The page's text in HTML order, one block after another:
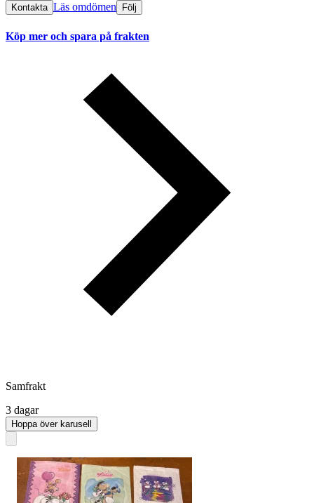
Kontakta Läs omdömen Följ
Köp mer och spara på frakten
Samfrakt
3 dagar
Hoppa över karusell